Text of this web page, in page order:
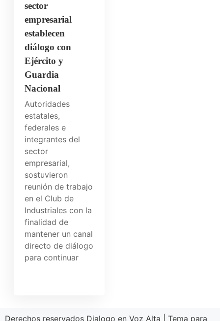
sector
empresarial
establecen
diálogo con
Ejército y
Guardia
Nacional
Autoridades
estatales,
federales e
integrantes del
sector
empresarial,
sostuvieron
reunión de trabajo
en el Club de
Industriales con la
finalidad de
mantener un canal
directo de diálogo
para continuar
Derechos reservados Dialogo en Voz Alta Tema para